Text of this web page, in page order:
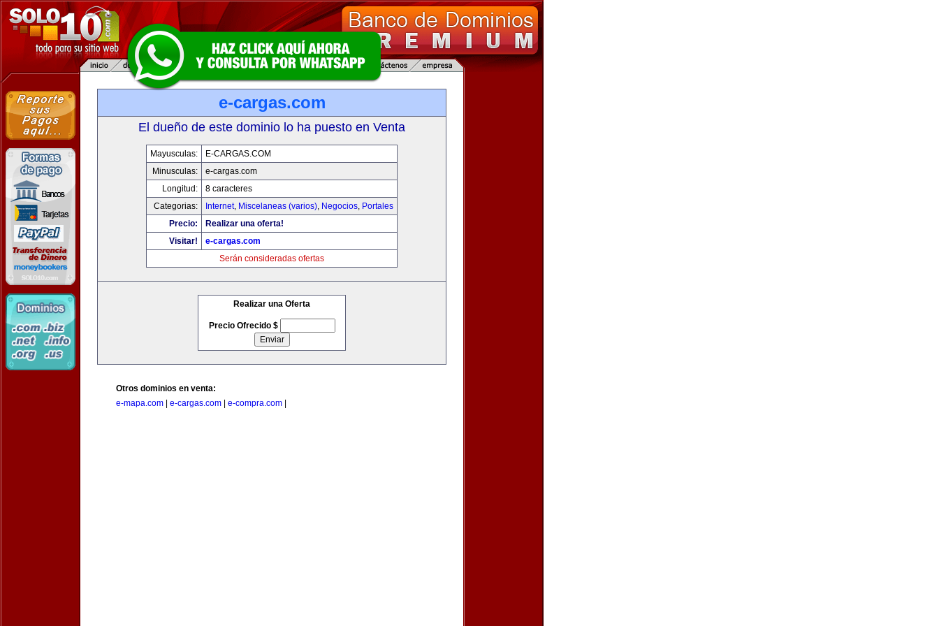
e-cargas.com
El dueño de este dominio lo ha puesto en Venta
Mayusculas:
E-CARGAS.COM
Minusculas:
e-cargas.com
Longitud:
8 caracteres
Categorias:
Internet, Miscelaneas (varios), Negocios, Portales
Precio:
Realizar una oferta!
Visitar!
e-cargas.com
Serán consideradas ofertas
Realizar una Oferta
Precio Ofrecido $
Otros dominios en venta:
e-mapa.com
e-cargas.com e-compra.com